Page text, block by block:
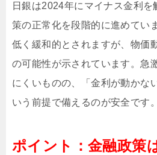
日銀は2024年にマイナス金利を
策の正常化を段階的に進めてい
低く緩和的とされますが、物価
の可能性が示されています。急
にくいものの、「金利が動かな
いう前提で備えるのが安全です。
ポイント：金融政策